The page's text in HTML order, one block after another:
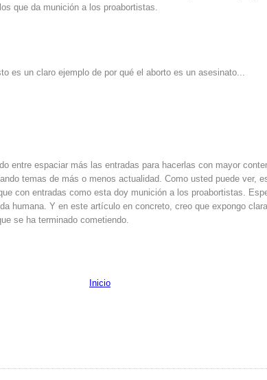
que da munición a los proabortistas.
es un claro ejemplo de por qué el aborto es un asesinato...
entre espaciar más las entradas para hacerlas con mayor
temas de más o menos actualidad. Como usted puede ver,
con entradas como esta doy munición a los proabortistas.
humana. Y en este artículo en concreto, creo que expongo
se ha terminado cometiendo.
Inicio